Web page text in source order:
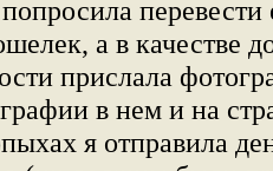
а в качестве
прислала
в нем и на
я отправила